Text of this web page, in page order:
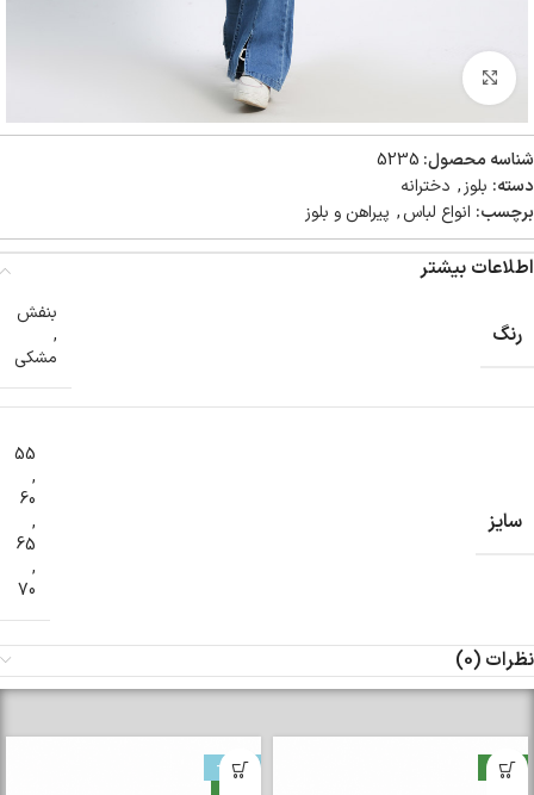
بزرگنمایی تصویر
شناسه محصول: 5235
دسته: بلوز, دخترانه
برچسب: انواع لباس, پیراهن و بلوز
اطلاعات بیشتر
رنگ
بنفش
,
مشکی
سایز
55
,
60
,
65
,
70
نظرات (0)
-33%
جدید